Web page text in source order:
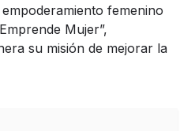
femenino
Mujer”,
su misión de mejorar la